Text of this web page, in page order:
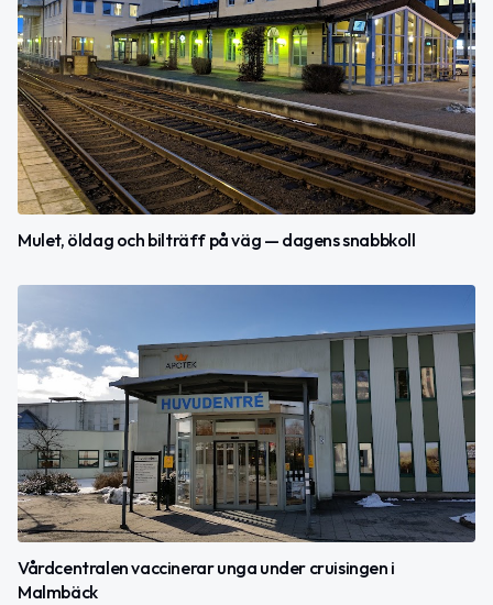
Mulet, öldag och bilträff på väg — dagens snabbkoll
Vårdcentralen vaccinerar unga under cruisingen i
Malmbäck